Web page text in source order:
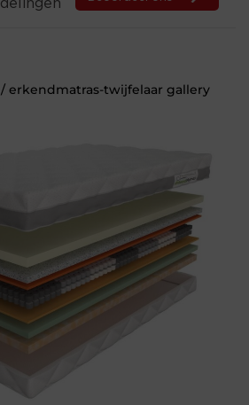
/ erkendmatras-twijfelaar gallery